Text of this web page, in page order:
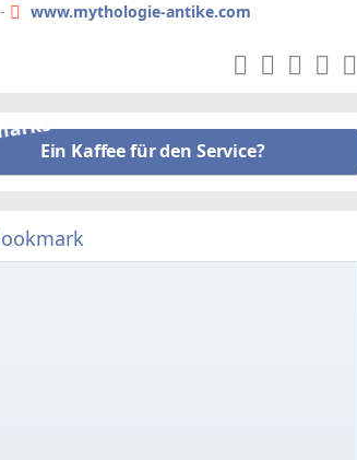
www.mythologie-antike.com
Ein Kaffee für den Service?